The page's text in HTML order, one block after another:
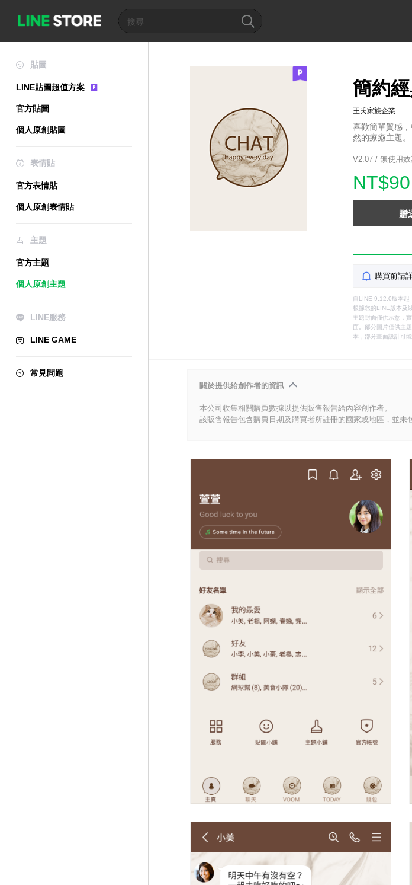
貼圖
LINE貼圖超值方案
官方貼圖
個人原創貼圖
表情貼
官方表情貼
個人原創表情貼
主題
官方主題
個人原創主題
LINE服務
LINE GAME
常見問題
簡約
王氏家族企業
喜歡簡單質感
然的療癒主題。
V2.07 / 無使用效
NT$90
贈
購買前請
自LINE 9.12.0版本起
根據您的LINE版本及
主題封面僅供示意，
面。部分圖片僅供主
本，部分畫面設計可
關於提供給創作者的資訊
本公司收集相關購買數據以提供販售報告給內容創作者。
該販售報告包含購買日期及購買者所註冊的國家或地區，並未